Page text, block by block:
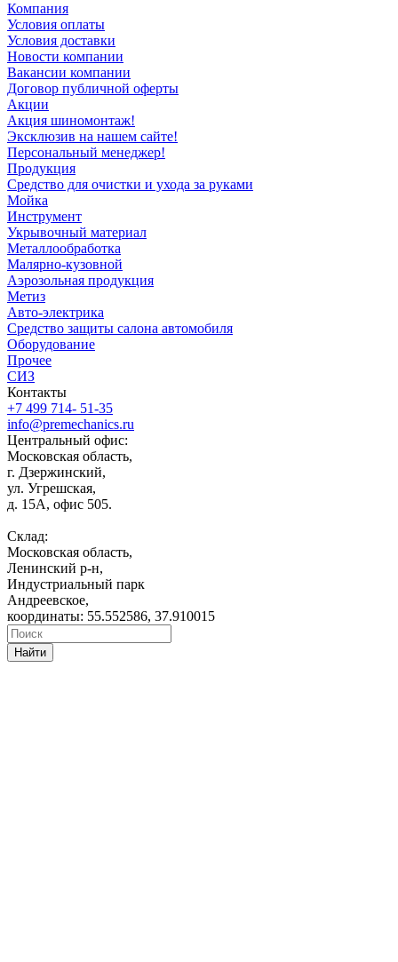
Компания
Условия оплаты
Условия доставки
Новости компании
Вакансии компании
Договор публичной оферты
Акции
Акция шиномонтаж!
Эксклюзив на нашем сайте!
Персональный менеджер!
Продукция
Средство для очистки и ухода за руками
Мойка
Инструмент
Укрывочный материал
Металлообработка
Малярно-кузовной
Аэрозольная продукция
Метиз
Авто-электрика
Средство защиты салона автомобиля
Оборудование
Прочее
СИЗ
Контакты
+7 499 714- 51-35
info@premechanics.ru
Центральный офис:
Московская область,
г. Дзержинский,
ул. Угрешская,
д. 15А, офис 505.
Склад:
Московская область,
Ленинский р-н,
Индустриальный парк
Андреевское,
координаты: 55.552586, 37.910015
Найти